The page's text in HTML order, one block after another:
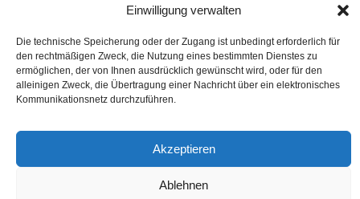
Einwilligung verwalten
Die technische Speicherung oder der Zugang ist unbedingt erforderlich für
den rechtmäßigen Zweck, die Nutzung eines bestimmten Dienstes zu
ermöglichen, der von Ihnen ausdrücklich gewünscht wird, oder für den
alleinigen Zweck, die Übertragung einer Nachricht über ein elektronisches
Kommunikationsnetz durchzuführen.
Akzeptieren
Ablehnen
E-Mail:ferienhof@stanzl.at
Online buchen Zimmer Impressum Datenschutzerklärung